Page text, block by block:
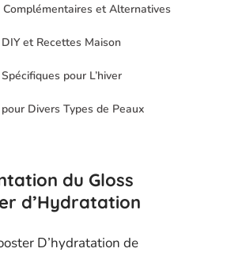
Complémentaires et Alternatives
et Recettes Maison
pour L’hiver
Divers Types de Peaux
du Gloss
d’Hydratation
D’hydratation de